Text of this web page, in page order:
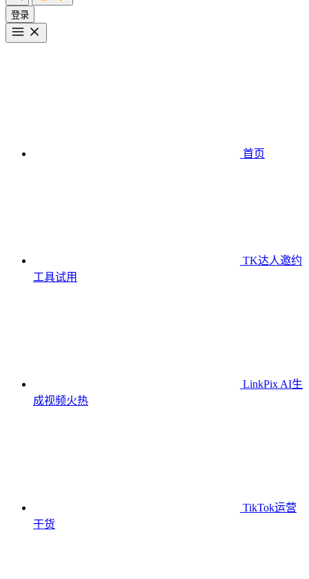
登录
首页
TK达人邀约
工具试用
LinkPix AI生
成视频火热
TikTok运营
干货